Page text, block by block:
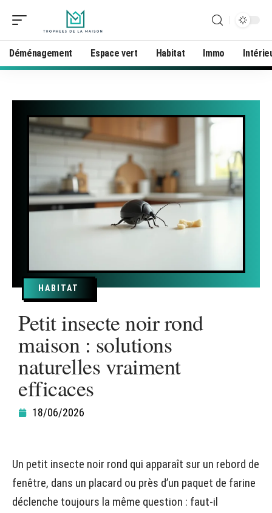
Déménagement Espace vert Habitat Immo
HABITAT
Petit insecte noir rond
maison : solutions
naturelles vraiment
efficaces
18/06/2026
Un petit insecte noir rond qui apparaît sur un rebord de
fenêtre, dans un placard ou près d’un paquet de farine
déclenche toujours la même question : faut-il